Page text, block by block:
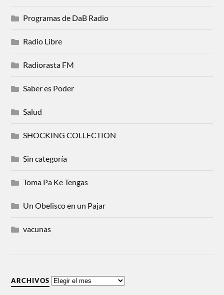
Programas de DaB Radio
Radio Libre
Radiorasta FM
Saber es Poder
Salud
SHOCKING COLLECTION
Sin categoría
Toma Pa Ke Tengas
Un Obelisco en un Pajar
vacunas
ARCHIVOS